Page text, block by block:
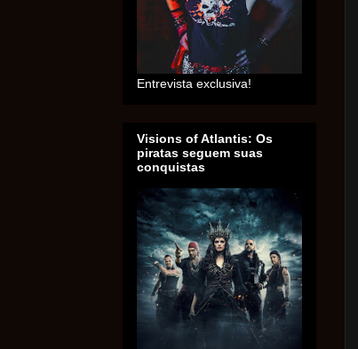
Entrevista exclusiva!
Visions of Atlantis: Os
piratas seguem suas
conquistas